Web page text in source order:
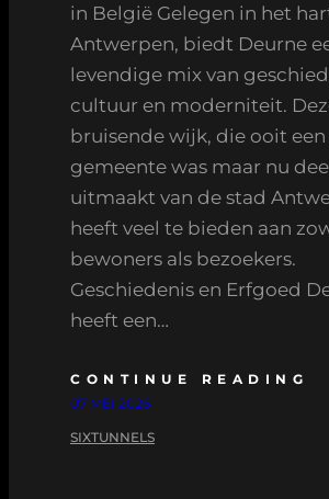
in België Gelegen in het
Antwerpen, biedt Deurne
levendige mix van
cultuur en moderniteit.
bruisende wijk, die ooit
gemeente was maar nu
uitmaakt van de stad
heeft veel te bieden aan
bewoners als bezoekers.
Geschiedenis en Erfgoed
heeft een…
CONTINUE READING
07 MEI 2026
SIXTUNNELS